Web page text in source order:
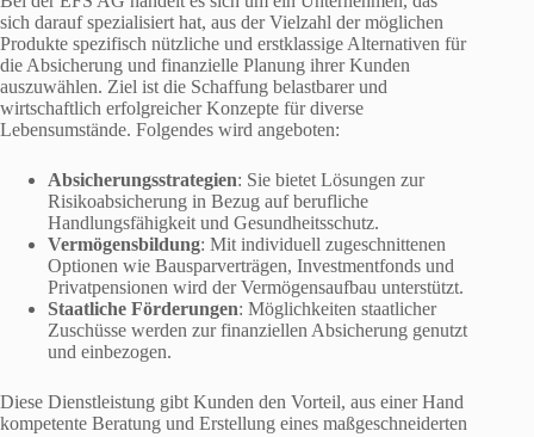
sich darauf spezialisiert hat, aus der Vielzahl der möglichen
Produkte spezifisch nützliche und erstklassige Alternativen für
die Absicherung und finanzielle Planung ihrer Kunden
auszuwählen. Ziel ist die Schaffung belastbarer und
wirtschaftlich erfolgreicher Konzepte für diverse
Lebensumstände. Folgendes wird angeboten:
Absicherungsstrategien: Sie bietet Lösungen zur
Risikoabsicherung in Bezug auf berufliche
Handlungsfähigkeit und Gesundheitsschutz.
Vermögensbildung: Mit individuell zugeschnittenen
Optionen wie Bausparverträgen, Investmentfonds und
Privatpensionen wird der Vermögensaufbau unterstützt.
Staatliche Förderungen: Möglichkeiten staatlicher
Zuschüsse werden zur finanziellen Absicherung genutzt
und einbezogen.
Diese Dienstleistung gibt Kunden den Vorteil, aus einer Hand
kompetente Beratung und Erstellung eines maßgeschneiderten